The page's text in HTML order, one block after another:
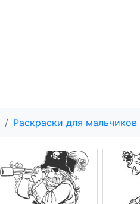
Раскраски для мальчиков